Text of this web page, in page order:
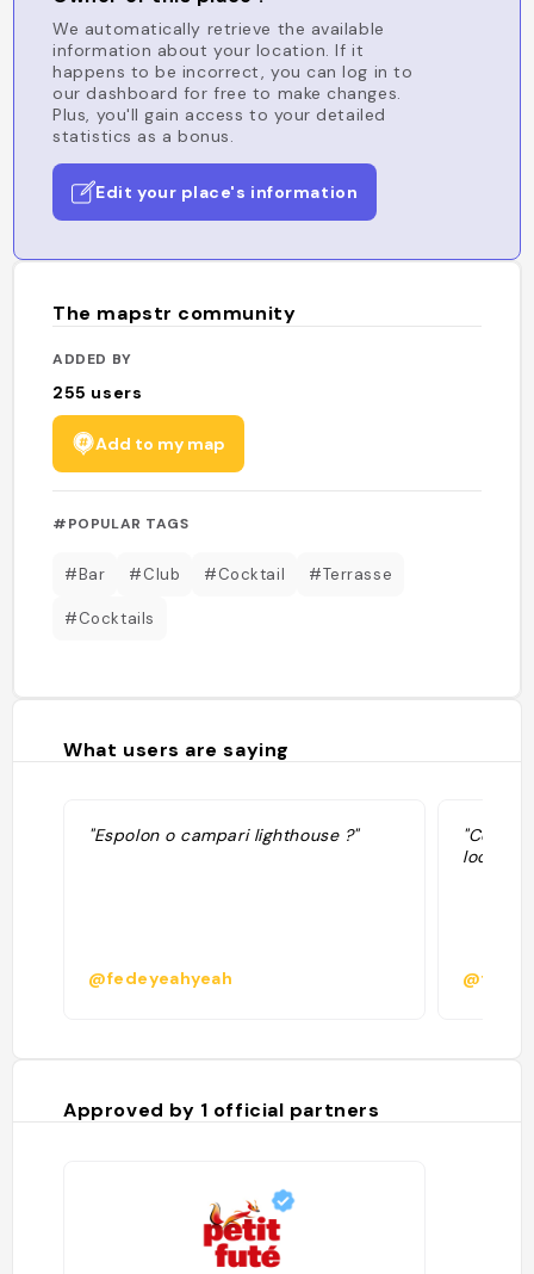
We automatically retrieve the available
information about your location. If it
happens to be incorrect, you can log in to
our dashboard for free to make changes.
Plus, you'll gain access to your detailed
statistics as a bonus.
Edit your place's information
The mapstr community
ADDED BY
255 users
Add to my map
#POPULAR TAGS
#Bar #Club #Cocktail #Terrasse
#Cocktails
What users are saying
"Espolon o campari lighthouse ?"
@fedeyeahyeah
localini"
Approved by 1 official partners